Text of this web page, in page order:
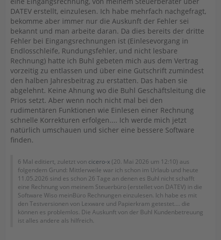
DATEV erstellt, einzulesen. Ich habe mehrfach nachgefragt,
bekomme aber immer nur die Auskunft der Fehler sei
bekannt und man arbeite daran. Da dies bereits der dritte
Fehler bei Eingangsrechnungen ist (Einlesevorgang in
Endlosschleife, Rundungsfehler, und nicht lesbare
Rechnung) hatte ich Buhl gebeten mich aus dem Vertrag
vorzeitig zu entlassen und über eine Gutschrift zumindest
den halben Jahresbeitrag zu erstatten. Das haben sie
abgelehnt. Keine Ahnung wo die Buhl Geschäftsleitung die
Prios setzt. Aber wenn noch nicht mal bei den
rudimentären Funktionen wie Einlesen einer Rechnung
schnelle Korrekturen erfolgen.... Ich werde mich jetzt
natürlich umschauen und sicher eine bessere Software
finden.
6 Mal editiert, zuletzt von cicero-x (20. Mai 2026 um 12:10) aus
folgendem Grund: Mittlerweile war ich schon im Urlaub und heute
11.05.2026 sind es schon 26 Tage an denen es Buhl nicht schafft
eine Rechnung von meinem Steuerbüro (erstellet von DATEV) in die
Software Wiso meinBüro Rechnungen einzulesen. Ich habe es mit
den Testversionen von Lexware und Papierkram getestet.... die
können es problemlos. Die Auskunft von der Buhl Kundenbetreuung
ist alles andere als hilfreich.